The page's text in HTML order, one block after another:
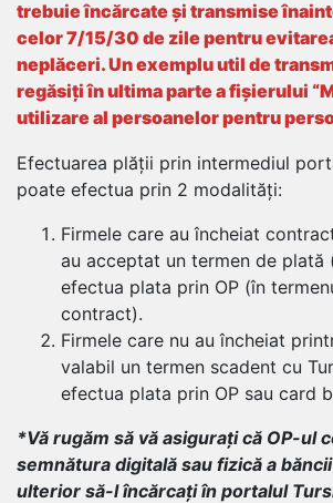
trebuie încărcate și transmise
celor 7/15/30 de zile pentru
neplăceri. Un exemplu util de
regăsiți în ultima parte a fișierului
utilizare al persoanelor pentru
Efectuarea plății prin intermediul
poate efectua prin 2 modalități:
Firmele care au încheiat
au acceptat un termen de plată
efectua plata prin OP (în
contract).
Firmele care nu au încheiat
valabil un termen scadent cu
efectua plata prin OP sau card
*Vă rugăm să vă asigurați că OP-ul
semnătura digitală sau fizică a
ulterior să-l încărcați în portalul